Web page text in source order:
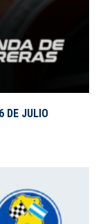
DE JULIO